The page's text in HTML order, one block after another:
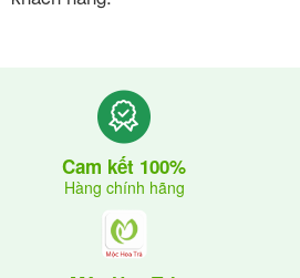
Cam kết 100%
Hàng chính hãng